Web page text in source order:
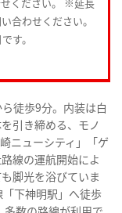
ください。 ※延長
合わせください。
す。
徒歩9分。内装は白
引き締める、モノ
ニューシティ」「ゲ
線の運航開始によ
脚光を浴びていま
下神明駅」へ徒歩